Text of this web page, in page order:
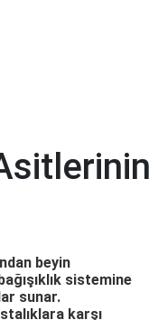
beyin
sistemine
sunar.
karşı